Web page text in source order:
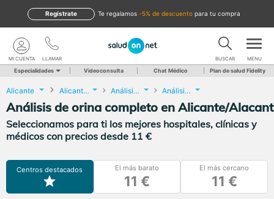
te regalamos -5% de descuento para tu compra
Regístrate
LLAMAR
MI CUENTA BUSCAR MENU
Especialidades Videoconsulta Chat Médico Plan de salud Fidelity
Alicante Alicante/Alacant Análisis Clínicos Análisis de orina completo
Análisis de orina completo en Alicante/Alacant
Seleccionamos para ti los mejores hospitales, clínicas y
médicos con precios desde 11 €
Centros destacados El más barato
11 €
El más cercano
11 €